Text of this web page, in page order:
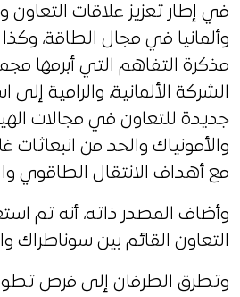
في إطار تعزيز علاقات التعاون
وألمانيا في مجال الطاقة،
مذكرة التفاهم التي أبرمها
الشركة الألمانية، والرامية
جديدة للتعاون في مجالات
والأمونياك والحد من انبعاثات
مع أهداف الانتقال الطاقوي
وأضاف المصدر ذاته، أنه تم
التعاون القائم بين سوناطراك
وتطرق الطرفان إلى فرص تطوير